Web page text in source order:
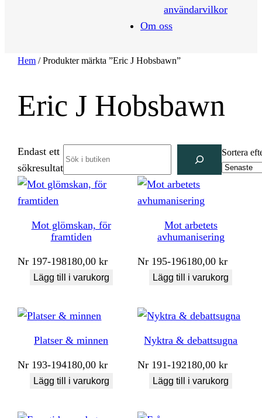
användarvilkor
Om oss
Hem / Produkter märkta ”Eric J Hobsbawn”
Eric J Hobsbawn
Endast ett
sökresultat
Sortera
Mot glömskan, för
framtiden
Nr 197-198180,00kr
Lägg till i varukorg
Mot arbetets
avhumanisering
Nr 195-196180,00kr
Lägg till i varukorg
Platser & minnen
Nr 193-194180,00kr
Lägg till i varukorg
Nyktra & debattsugna
Nr 191-192180,00kr
Lägg till i varukorg